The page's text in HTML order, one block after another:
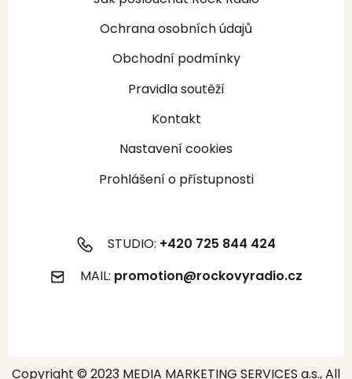
Ochrana osobních údajů
Obchodní podmínky
Pravidla soutěží
Kontakt
Nastavení cookies
Prohlášení o přístupnosti
STUDIO: +420 725 844 424
MAIL: promotion@rockovyradio.cz
Copyright © 2023 MEDIA MARKETING SERVICES a.s., All